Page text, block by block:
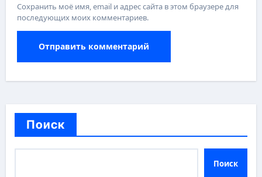
Сохранить моё имя, email и адрес сайта в этом браузере для
последующих моих комментариев.
Поиск
Поиск